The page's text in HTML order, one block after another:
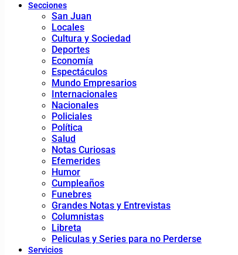
Secciones
San Juan
Locales
Cultura y Sociedad
Deportes
Economía
Espectáculos
Mundo Empresarios
Internacionales
Nacionales
Policiales
Política
Salud
Notas Curiosas
Efemerides
Humor
Cumpleaños
Funebres
Grandes Notas y Entrevistas
Columnistas
Libreta
Peliculas y Series para no Perderse
Servicios